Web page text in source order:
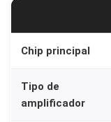
s
e
Chip principal
Tipo de
amplificador